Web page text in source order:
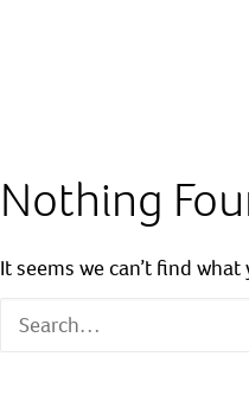
Nothing
It seems we can’t find